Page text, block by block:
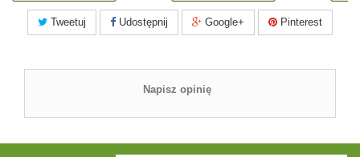
Tweetuj Udostępnij Google+ Pinterest
Napisz opinię